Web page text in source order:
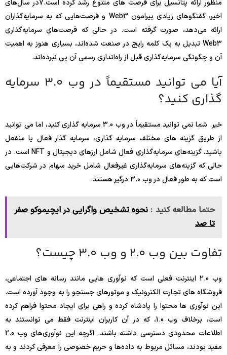
منظور ارائه پتانسیل برای فرصت های متنوع رشد کرده است.7در سال‌های
اخیر، گفتگوهای زیادی پیرامون Web3 و فرصت‌هایی که به سرمایه‌گذاران
ارائه می‌دهد، صورت گرفته است. در حالی که فرصت‌های سرمایه‌گذاری
Web3 تبدیل به یک کلمه رایج در صنعت شده‌اند، بسیاری هنوز به اهمیت
آن و چگونگی سرمایه‌گذاری قبل از راه‌اندازی رسمی آن پی نبرده‌اند.
آیا می توانید مستقیماً در وب 3.0 سرمایه
گذاری کنید؟
خیر. شما نمی توانید مستقیماً در وب 3.0 سرمایه گذاری کنید، اما می توانید
از طریق گزینه های مختلف سرمایه گذاری، سرمایه گذار فعال یا منفعل
باشید. گزینه‌های سرمایه‌گذاری فعال شامل ارزهای دیجیتال و NFT است. در
حالی که گزینه‌های سرمایه‌گذاری غیرفعال شامل خرید سهام در شرکت‌هایی
است که به طور فعال در وب ۳.۰ درگیر هستند.
حتما مطالعه کنید : نحوه تشخیص واگرایی در ایچیموکو صفر
تا صد
تفاوت بین وب 2.0 و وب 3.0 چیست؟
وب 2.0 اینترنت فعلی است که نوآوری هایی مانند رسانه های اجتماعی،
فروشگاه های تجارت الکترونیک و موتورهای جستجو را به وجود آورده است.
این نوآوری ها محتوا را پادشاه کرده و راهی برای ایجاد محتوا فراهم کرده
است، برخلاف وب 1.0، که در آن کاربران اینترنت فقط می توانستند به
اطلاعات محدودی دسترسی داشته باشند. اگرچه این نوآوری‌های وب 2.0
مفید بودند، مسائل مربوط به داده‌ها و حریم خصوصی را معرفی کردند و به